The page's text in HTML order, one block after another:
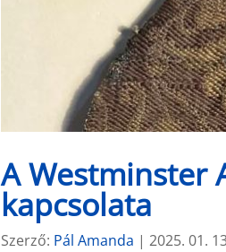
A Westminster
kapcsolata
Szerző: Pál Amanda |2025. 01.